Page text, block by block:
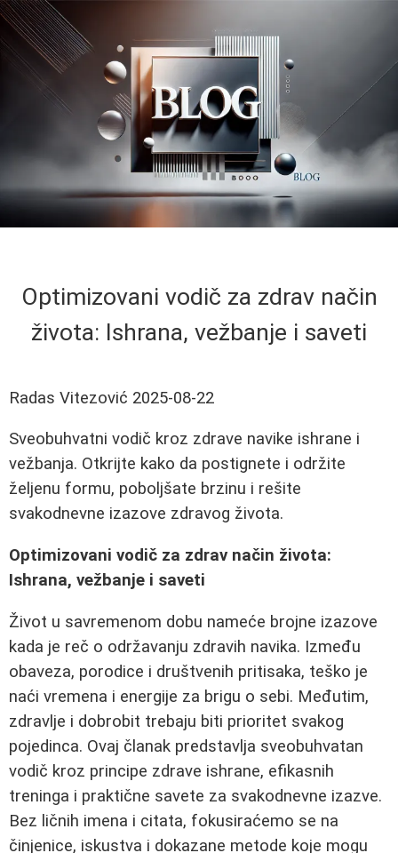
Optimizovani vodič za zdrav način
života: Ishrana, vežbanje i saveti
Radas Vitezović 2025-08-22
Sveobuhvatni vodič kroz zdrave navike ishrane i
vežbanja. Otkrijte kako da postignete i održite
željenu formu, poboljšate brzinu i rešite
svakodnevne izazove zdravog života.
Optimizovani vodič za zdrav način života:
Ishrana, vežbanje i saveti
Život u savremenom dobu nameće brojne izazove
kada je reč o održavanju zdravih navika. Između
obaveza, porodice i društvenih pritisaka, teško je
naći vremena i energije za brigu o sebi. Međutim,
zdravlje i dobrobit trebaju biti prioritet svakog
pojedinca. Ovaj članak predstavlja sveobuhvatan
vodič kroz principe zdrave ishrane, efikasnih
treninga i praktične savete za svakodnevne izazve.
Bez ličnih imena i citata, fokusiraćemo se na
činjenice, iskustva i dokazane metode koje mogu